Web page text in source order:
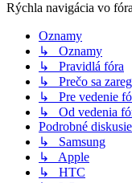
Rýchla navigácia vo
Oznamy
↳ Oznamy
↳ Pravidlá fóra
↳ Prečo sa
↳ Pre vedenie
↳ Od vedenia
Podrobné
↳ Samsung
↳ Apple
↳ HTC